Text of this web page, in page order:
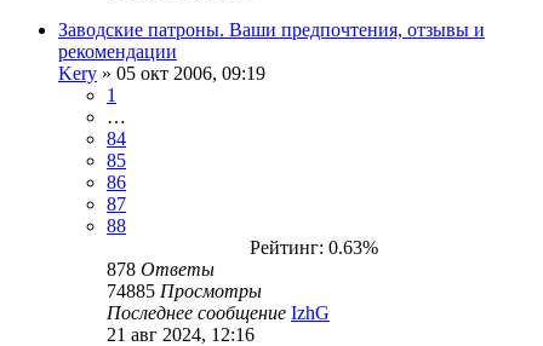
Заводские патроны. Ваши предпочтения, отзывы и
рекомендации
Kery » 05 окт 2006, 09:19
1
…
84
85
86
87
88
Рейтинг: 0.63%
878 Ответы
74885 Просмотры
Последнее сообщение IzhG
21 авг 2024, 12:16